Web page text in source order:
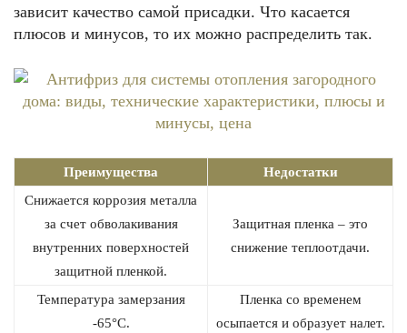
зависит качество самой присадки. Что касается
плюсов и минусов, то их можно распределить так.
Преимущества
Недостатки
Снижается коррозия металла
за счет обволакивания
внутренних поверхностей
защитной пленкой.
Защитная пленка – это
снижение теплоотдачи.
Температура замерзания
-65°С.
Пленка со временем
осыпается и образует налет.